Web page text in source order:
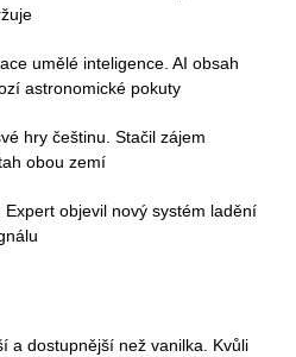
umělé inteligence. AI obsah
astronomické pokuty
hry češtinu. Stačil zájem
obou zemí
objevil nový systém ladění
a dostupnější než vanilka. Kvůli